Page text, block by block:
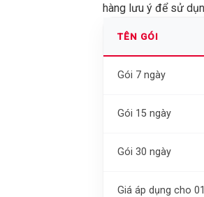
hàng lưu ý để sử
TÊN GÓI
Gói 7 ngày
Gói 15 ngày
Gói 30 ngày
Giá áp dụng cho